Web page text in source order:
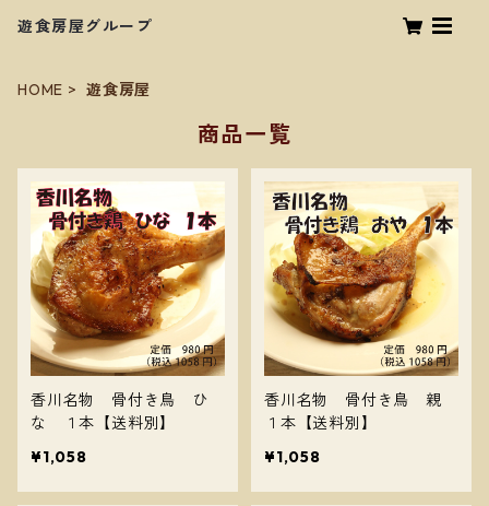
遊食房屋グループ
HOME 遊食房屋
商品一覧
香川名物 骨付き鳥 ひ
な １本【送料別】
¥1,058
香川名物 骨付き鳥 親
１本【送料別】
¥1,058